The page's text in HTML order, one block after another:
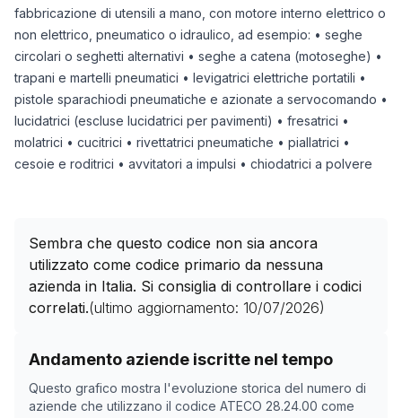
fabbricazione di utensili a mano, con motore interno elettrico o
non elettrico, pneumatico o idraulico, ad esempio: • seghe
circolari o seghetti alternativi • seghe a catena (motoseghe) •
trapani e martelli pneumatici • levigatrici elettriche portatili •
pistole sparachiodi pneumatiche e azionate a servocomando •
lucidatrici (escluse lucidatrici per pavimenti) • fresatrici •
molatrici • cucitrici • rivettatrici pneumatiche • piallatrici •
cesoie e roditrici • avvitatori a impulsi • chiodatrici a polvere
Sembra che questo codice non sia ancora
utilizzato come codice primario da nessuna
azienda in Italia. Si consiglia di controllare i codici
correlati.(ultimo aggiornamento: 10/07/2026)
Andamento aziende iscritte nel tempo
Questo grafico mostra l'evoluzione storica del numero di
aziende che utilizzano il codice ATECO 28.24.00 come
Storico numero di aziende con codice ATECO
Data rilevazione
03/05/2025
0